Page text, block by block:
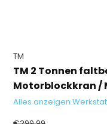
TM
TM 2 Tonnen
Motorblockkran /
Alles anzeigen